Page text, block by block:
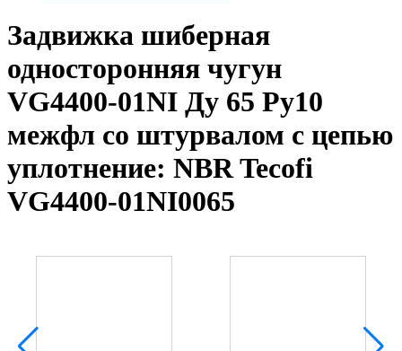
Задвижка шиберная
односторонняя чугун
VG4400-01NI Ду 65 Ру10
межфл со штурвалом с цепью
уплотнение: NBR Tecofi
VG4400-01NI0065